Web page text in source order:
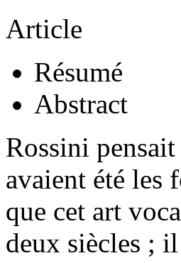
Article
Résumé
Abstract
Rossini pensait
avaient été les
que cet art
deux siècles ;